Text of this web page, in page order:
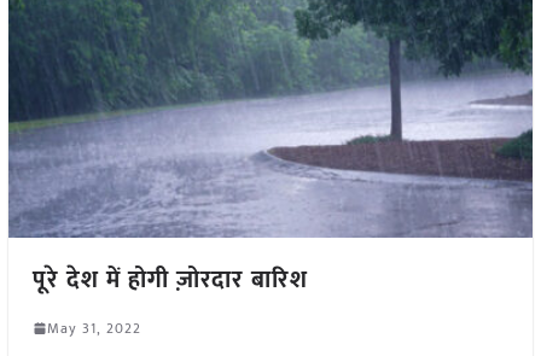
पूरे देश में होगी ज़ोरदार बारिश
May 31, 2022